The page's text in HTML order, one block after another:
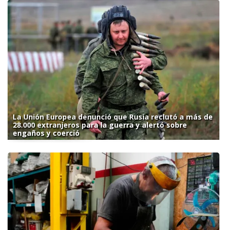
La Unión Europea denunció que Rusia reclutó a más de
28.000 extranjeros para la guerra y alertó sobre
engaños y coerció